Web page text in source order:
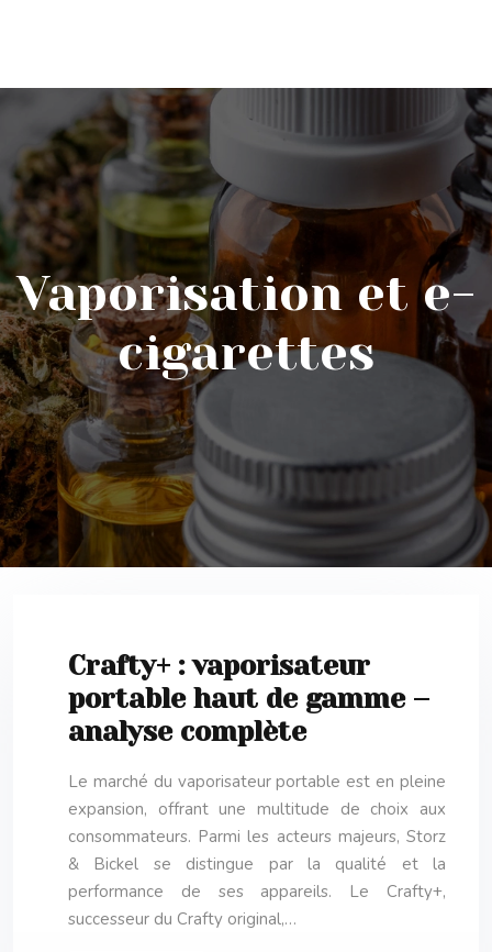
Vaporisation et e-
cigarettes
Crafty+ : vaporisateur
portable haut de gamme –
analyse complète
Le marché du vaporisateur portable est en pleine
expansion, offrant une multitude de choix aux
consommateurs. Parmi les acteurs majeurs, Storz
& Bickel se distingue par la qualité et la
performance de ses appareils. Le Crafty+,
successeur du Crafty original,…